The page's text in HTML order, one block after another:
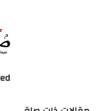
فايلر يطلب ضم عنصر